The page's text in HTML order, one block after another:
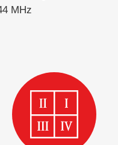
MHz